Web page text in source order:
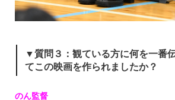
▼質問３：観ている方に何を一番
てこの映画を作られましたか？
のん監督